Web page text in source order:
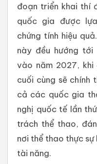
đoạn triển khai thí
quốc gia được
chứng tính hiệu
này đều hướng
vào năm 2027, khi
cuối cùng sẽ
cả các quốc gia
nghị quốc tế lần
trách thể thao,
nơi thể thao thực
tài năng.